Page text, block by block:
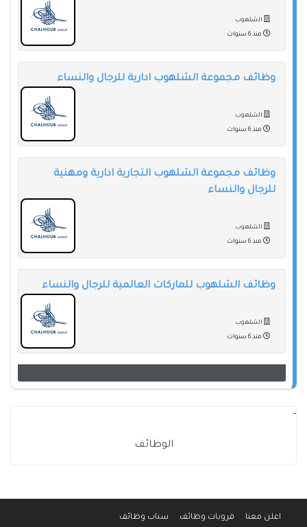
الشلهوب
منذ 6 سنوات
وظائف مجموعة الشلهوب ادارية للرجال والنساء
الشلهوب
منذ 6 سنوات
وظائف مجموعة الشلهوب التجارية ادارية ومهنية
للرجال والنساء
الشلهوب
منذ 6 سنوات
وظائف الشلهوب للماركات العالمية للرجال والنساء
الشلهوب
منذ 6 سنوات
-
الوظائف
اعلن معنا قروبات وظائف سناب وظائف